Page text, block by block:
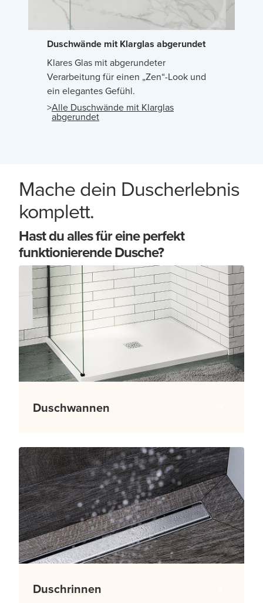
Duschwände mit Klarglas abgerundet
Klares Glas mit abgerundeter
Verarbeitung für einen „Zen“-Look und
ein elegantes Gefühl.
>Alle Duschwände mit Klarglas
abgerundet
Mache dein Duscherlebnis
komplett.
Hast du alles für eine perfekt
funktionierende Dusche?
Duschwannen
Duschrinnen